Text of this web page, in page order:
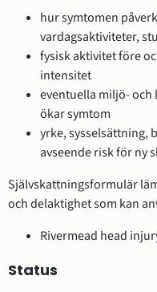
hur symtomen
vardagsaktiviteter,
fysisk aktivitet före
intensitet
eventuella miljö-
ökar symtom
yrke, sysselsättning,
avseende risk för ny
Självskattningsformulär
och delaktighet som kan
Rivermead head
Status